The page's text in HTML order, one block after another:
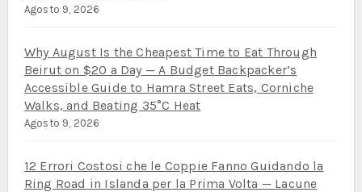
Agosto 9, 2026
Why August Is the Cheapest Time to Eat Through
Beirut on $20 a Day — A Budget Backpacker’s
Accessible Guide to Hamra Street Eats, Corniche
Walks, and Beating 35°C Heat
Agosto 9, 2026
12 Errori Costosi che le Coppie Fanno Guidando la
Ring Road in Islanda per la Prima Volta — Lacune